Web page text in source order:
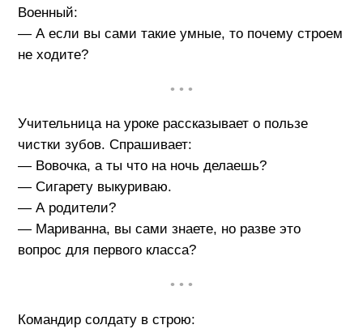
Военный:
— А если вы сами такие умные, то почему строем
не ходите?
• • •
Учительница на уроке рассказывает о пользе
чистки зубов. Спрашивает:
— Вовочка, а ты что на ночь делаешь?
— Сигарету выкуриваю.
— А родители?
— Мариванна, вы сами знаете, но разве это
вопрос для первого класса?
• • •
Командир солдату в строю: